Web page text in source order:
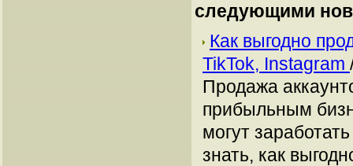
следующими
Как выгодно
TikTok, Instagram
Продажа
прибыльным
могут
знать, как